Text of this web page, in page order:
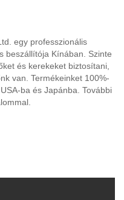
egy professzionális
beszállítója Kínában. Szinte
és kerekeket biztosítani,
van. Termékeinket 100%-
ba és Japánba. További